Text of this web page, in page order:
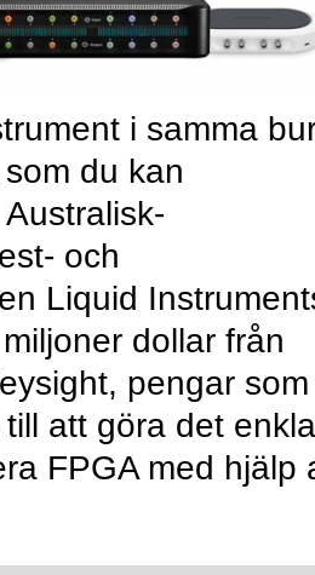
i samma
du kan
och
Liquid
dollar från
pengar som
att göra det
FPGA med hjälp